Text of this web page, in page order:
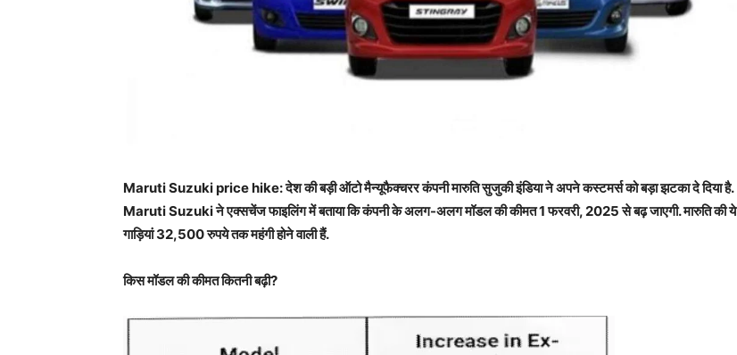
Maruti Suzuki price hike:देश की बड़ी ऑटो मैन्यूफैक्चरर कंपनी मारुति सुजुकी इंडिया ने अपने कस्टमर्स को बड़ा झटका दे दिया है.
Maruti Suzukiने एक्सचेंज फाइलिंग में बताया कि कंपनी के अलग-अलग मॉडल की कीमत 1 फरवरी,2025 से बढ़ जाएगी. मारुति की ये
गाड़ियां 32,500 रुपये तक महंगी होने वाली हैं.
किस मॉडल की कीमत कितनी बढ़ी?